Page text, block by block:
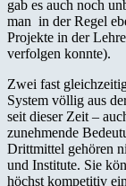
gab es auch noch
man in der Regel
Projekte in der
verfolgen konnte).
Zwei fast
System völlig aus
seit dieser Zeit –
zunehmende
Drittmittel gehören
und Institute. Sie
höchst kompetitiv